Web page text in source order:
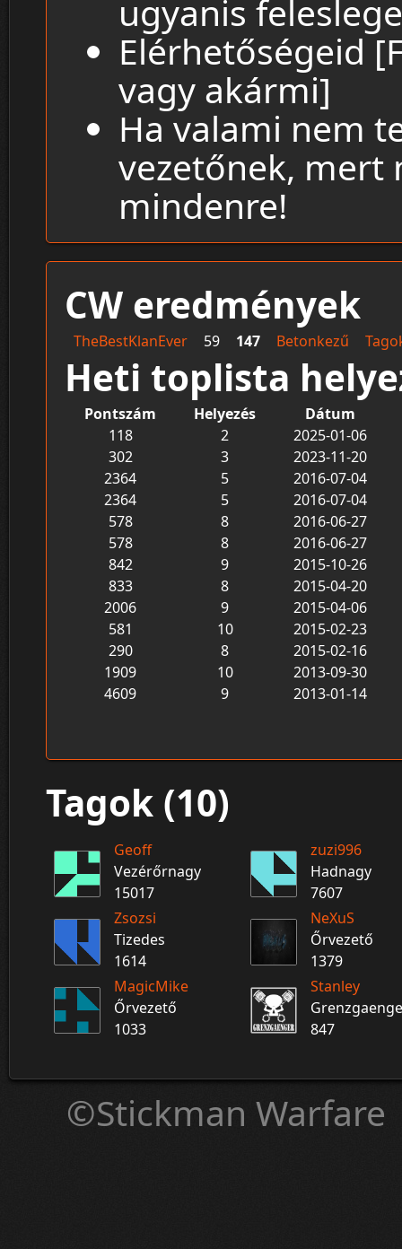
ugyanis
Elérhetőségeid
vagy akármi]
Ha valami nem
vezetőnek, mert
mindenre!
CW eredmények
TheBestKlanEver 59 147 Betonkezű
Heti toplista
Pontszám Helyezés
Dátum
118
2
2025-01-06
302
3
2023-11-20
2364
5
2016-07-04
2364
5
2016-07-04
578
8
2016-06-27
578
8
2016-06-27
842
9
2015-10-26
833
8
2015-04-20
2006
9
2015-04-06
581
10
2015-02-23
290
8
2015-02-16
1909
10
2013-09-30
4609
9 2013-01-14
Tagok (10)
Geoff
Vezérőrnagy
15017
zuzi996
Hadnagy
7607
Zsozsi
Tizedes
1614
NeXuS
Őrvezető
1379
MagicMike
Őrvezető
1033
Stanley
847
©Stickman Warfare